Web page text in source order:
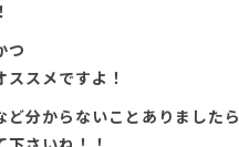
つ
ススメですよ！
ど分からないことありましたら